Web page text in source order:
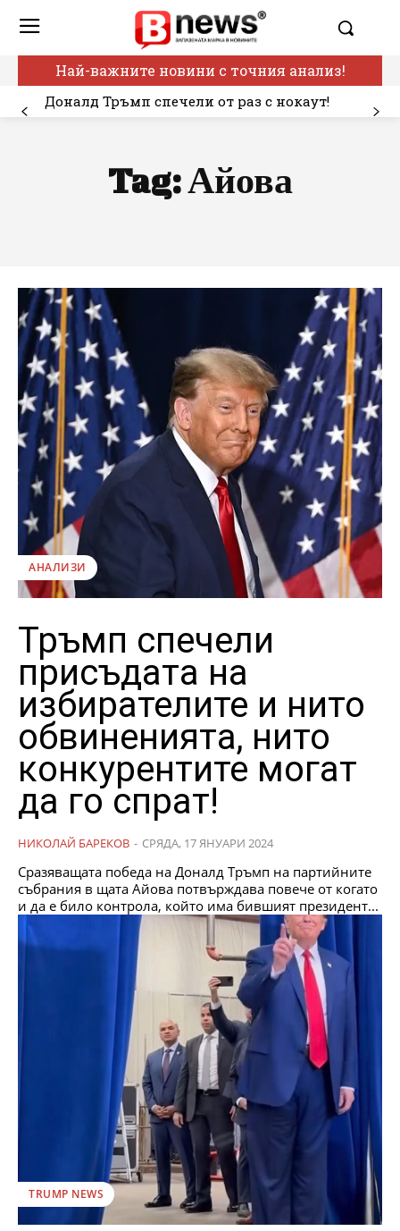
Най-важните новини с точния анализ!
Доналд Тръмп спечели от раз с нокаут!
Tag:Айова
АНАЛИЗИ
Тръмп спечели
присъдата на
избирателите и нито
обвиненията, нито
конкурентите могат
да го спрат!
НИКОЛАЙ БАРЕКОВ - СРЯДА, 17 ЯНУАРИ 2024
Сразяващата победа на Доналд Тръмп на партийните
събрания в щата Айова потвърждава повече от когато
и да е било контрола, който има бившият президент...
TRUMP NEWS